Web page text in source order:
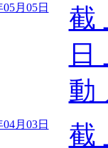
05月05日
截
日
動
04月03日
截